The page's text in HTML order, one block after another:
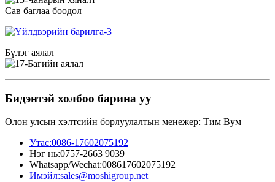
Сав баглаа боодол
Бүлэг аялал
Бидэнтэй холбоо барина уу
Олон улсын хэлтсийн борлуулалтын менежер: Тим Вум
Утас:0086-17602075192
Нэг нь:0757-2663 9039
Whatsapp/Wechat:008617602075192
Имэйл:sales@moshigroup.net